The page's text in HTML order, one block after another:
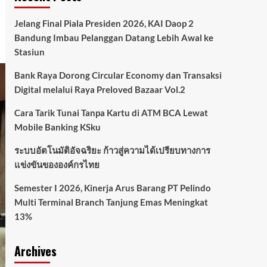
Jelang Final Piala Presiden 2026, KAI Daop 2
Bandung Imbau Pelanggan Datang Lebih Awal ke
Stasiun
Bank Raya Dorong Circular Economy dan Transaksi
Digital melalui Raya Preloved Bazaar Vol.2
Cara Tarik Tunai Tanpa Kartu di ATM BCA Lewat
Mobile Banking KSku
ระบบอัตโนมัติอัจฉริยะ ก้าวสู่ความได้เปรียบทางการ
แข่งขันขององค์กรไทย
Semester I 2026, Kinerja Arus Barang PT Pelindo
Multi Terminal Branch Tanjung Emas Meningkat
13%
Archives